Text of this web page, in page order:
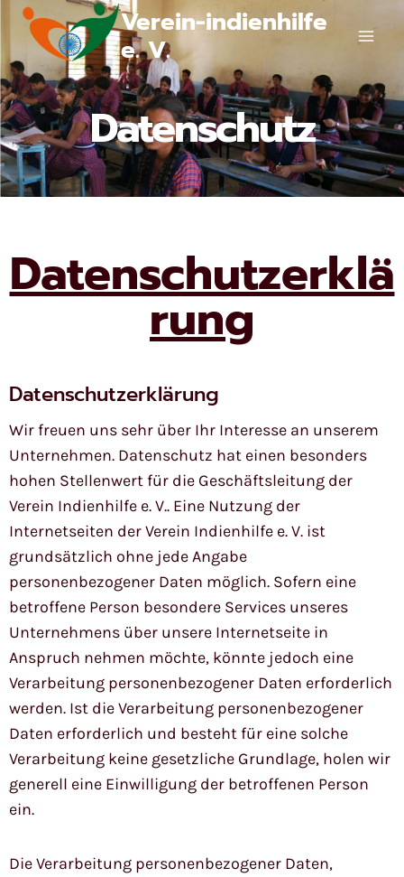
Verein-indienhilfe
e. V.
Datenschutz
Datenschutzerklä
rung
Datenschutzerklärung
Wir freuen uns sehr über Ihr Interesse an unserem
Unternehmen. Datenschutz hat einen besonders
hohen Stellenwert für die Geschäftsleitung der
Verein Indienhilfe e. V.. Eine Nutzung der
Internetseiten der Verein Indienhilfe e. V. ist
grundsätzlich ohne jede Angabe
personenbezogener Daten möglich. Sofern eine
betroffene Person besondere Services unseres
Unternehmens über unsere Internetseite in
Anspruch nehmen möchte, könnte jedoch eine
Verarbeitung personenbezogener Daten erforderlich
werden. Ist die Verarbeitung personenbezogener
Daten erforderlich und besteht für eine solche
Verarbeitung keine gesetzliche Grundlage, holen wir
generell eine Einwilligung der betroffenen Person
ein.
Die Verarbeitung personenbezogener Daten,